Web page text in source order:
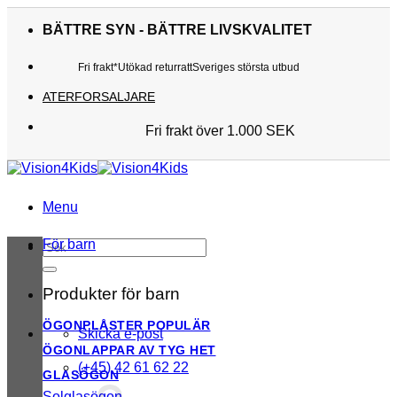
BÄTTRE SYN - BÄTTRE LIVSKVALITET
Fri frakt*Utökad returrattSveriges största utbud
ATERFORSALJARE
Fri frakt över 1.000 SEK
Kunderna älskar oss
Utökad returratt
Sveriges största utbud
Menu
Sök
efter:
Skicka e-post
(+45) 42 61 62 22
För barn
Produkter för barn
ÖGONPLÅSTER
ÖGONLAPPAR AV TYG
GLASÖGON